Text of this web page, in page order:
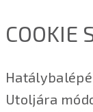
COOKIE
Utoljára